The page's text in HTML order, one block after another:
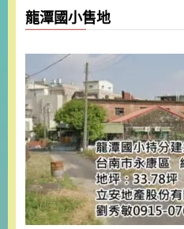
龍潭國小售地